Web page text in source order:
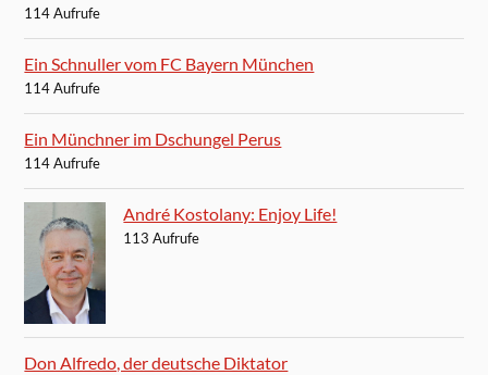
114 Aufrufe
Ein Schnuller vom FC Bayern München
114 Aufrufe
Ein Münchner im Dschungel Perus
114 Aufrufe
André Kostolany: Enjoy Life!
113 Aufrufe
Don Alfredo, der deutsche Diktator